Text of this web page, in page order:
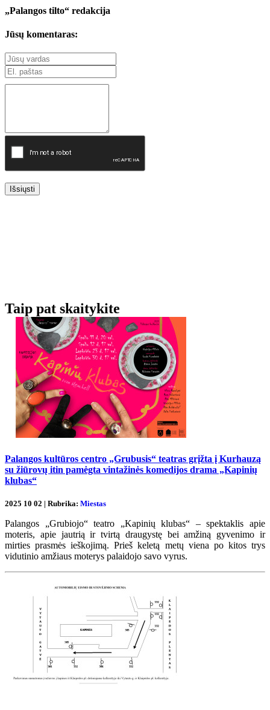
„Palangos tilto“ redakcija
Jūsų komentaras:
Išsiųsti
Taip pat skaitykite
Palangos kultūros centro „Grubusis“ teatras grįžta į Kurhauzą
su žiūrovų itin pamėgta vintažinės komedijos drama „Kapinių
klubas“
2025 10 02 | Rubrika: Miestas
Palangos „Grubiojo“ teatro „Kapinių klubas“ – spektaklis apie
moteris, apie jautrią ir tvirtą draugystę bei amžiną gyvenimo ir
mirties prasmės ieškojimą. Prieš keletą metų viena po kitos trys
vidutinio amžiaus moterys palaidojo savo vyrus.